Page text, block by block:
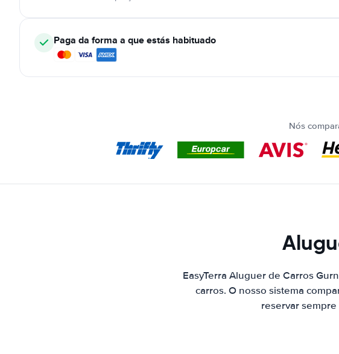
Paga da forma a que estás habituado
Nós
EasyTerra Aluguer de Carros
carros. O nosso sistema
reservar